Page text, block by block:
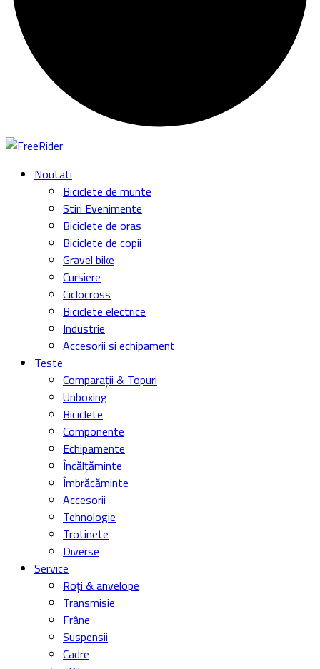
Noutati
Biciclete de munte
Stiri Evenimente
Biciclete de oras
Biciclete de copii
Gravel bike
Cursiere
Ciclocross
Biciclete electrice
Industrie
Accesorii si echipament
Teste
Comparații & Topuri
Unboxing
Biciclete
Componente
Echipamente
Încălțăminte
Îmbrăcăminte
Accesorii
Tehnologie
Trotinete
Diverse
Service
Roți & anvelope
Transmisie
Frâne
Suspensii
Cadre